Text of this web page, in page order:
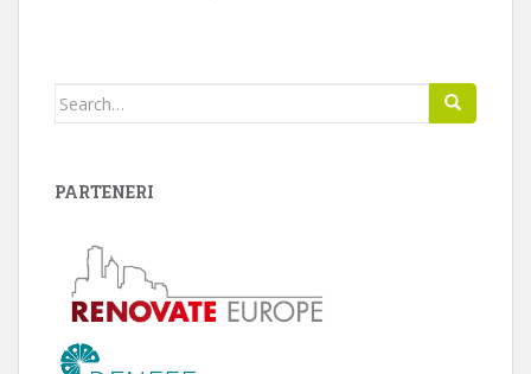
Search
PARTENERI